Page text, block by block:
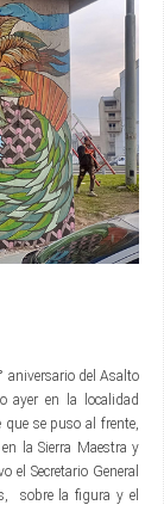
aniversario del Asalto
ayer en la localidad
que se puso al frente,
la Sierra Maestra y
el Secretario General
sobre la figura y el